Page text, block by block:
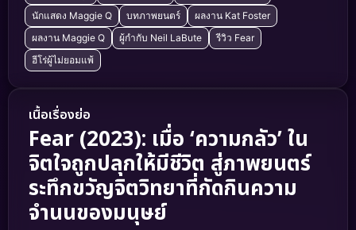
นักแสดง Maggie Q
บทภาพยนตร์
ผลงาน Kat Foster
ผลงาน Maggie Q
ผู้กำกับ Neil LaBute
รีวิว Fear
ฮีโร่ผู้ไม่ยอมแพ้
เนื้อเรื่องย่อ
Fear (2023): เมื่อ ‘ความกลัว’ ใน
จิตใจถูกปลุกให้มีชีวิต สู่ภาพยนตร์
ระทึกขวัญจิตวิทยาที่กัดกินความ
จำนนของมนุษย์